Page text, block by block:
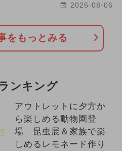
2026-08-06
をもっとみる
ンキング
アウトレットに夕方か
ら楽しめる動物園登
場 昆虫展＆家族で楽
しめるレモネード作り